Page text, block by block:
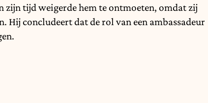
tijd weigerde hem te ontmoeten, omdat zij
Hij concludeert dat de rol van een ambassadeur